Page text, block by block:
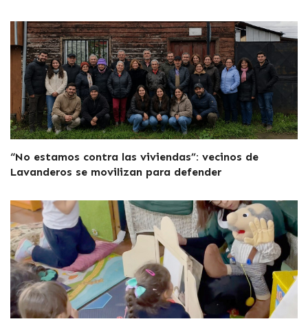
“No estamos contra las viviendas”: vecinos de
Lavanderos se movilizan para defender